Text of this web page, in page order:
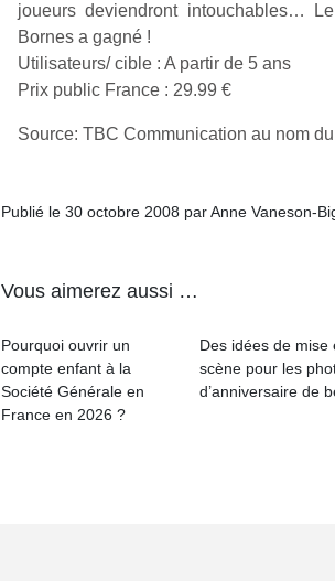
joueurs deviendront intouchables…
Bornes a gagné !
Utilisateurs/ cible : A partir de 5 ans
Prix public France : 29.99 €
Source: TBC Communication au nom
Publié le 30 octobre 2008 par Anne Vaneson-
Vous aimerez aussi …
Pourquoi ouvrir un
compte enfant à la
Société Générale en
France en 2026 ?
Des idées de mise
scène pour les
d’anniversaire de